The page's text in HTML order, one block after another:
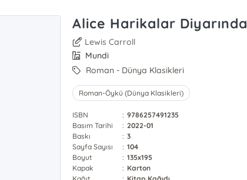
Alice Harikalar Diyarında
Lewis Carroll
Mundi
Roman - Dünya Klasikleri
Roman-Öykü (Dünya Klasikleri)
ISBN : 9786257491235
Basım Tarihi
: 2022-01
Baskı
: 3
Sayfa Sayısı
: 104
Boyut
: 135x195
Kapak
: Karton